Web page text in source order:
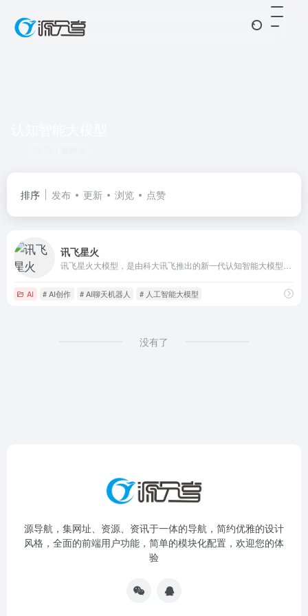
排序 发布 更新 浏览 点赞
讯飞星火
AI # AI创作 # AI聊天机器人 # 人工智能大模型
没有了
源导航，集网址、资源、资讯于一体的导航，简约优雅的设计
风格，全面的前端用户功能，简单的模块化配置，欢迎您的体
验